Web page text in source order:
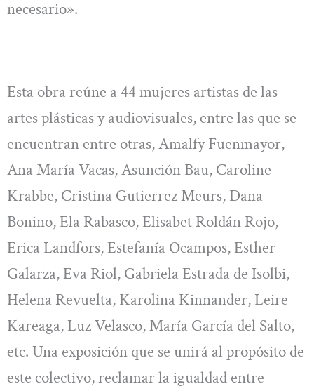
necesario».
Esta obra reúne a 44 mujeres artistas de las
artes plásticas y audiovisuales, entre las que se
encuentran entre otras, Amalfy Fuenmayor,
Ana Marí­a Vacas, Asunción Bau, Caroline
Krabbe, Cristina Gutierrez Meurs, Dana
Bonino, Ela Rabasco, Elisabet Roldán Rojo,
Erica Landfors, Estefaní­a Ocampos, Esther
Galarza, Eva Riol, Gabriela Estrada de Isolbi,
Helena Revuelta, Karolina Kinnander, Leire
Kareaga, Luz Velasco, Marí­a Garcí­a del Salto,
etc. Una exposición que se unirá al propósito de
este colectivo, reclamar la igualdad entre